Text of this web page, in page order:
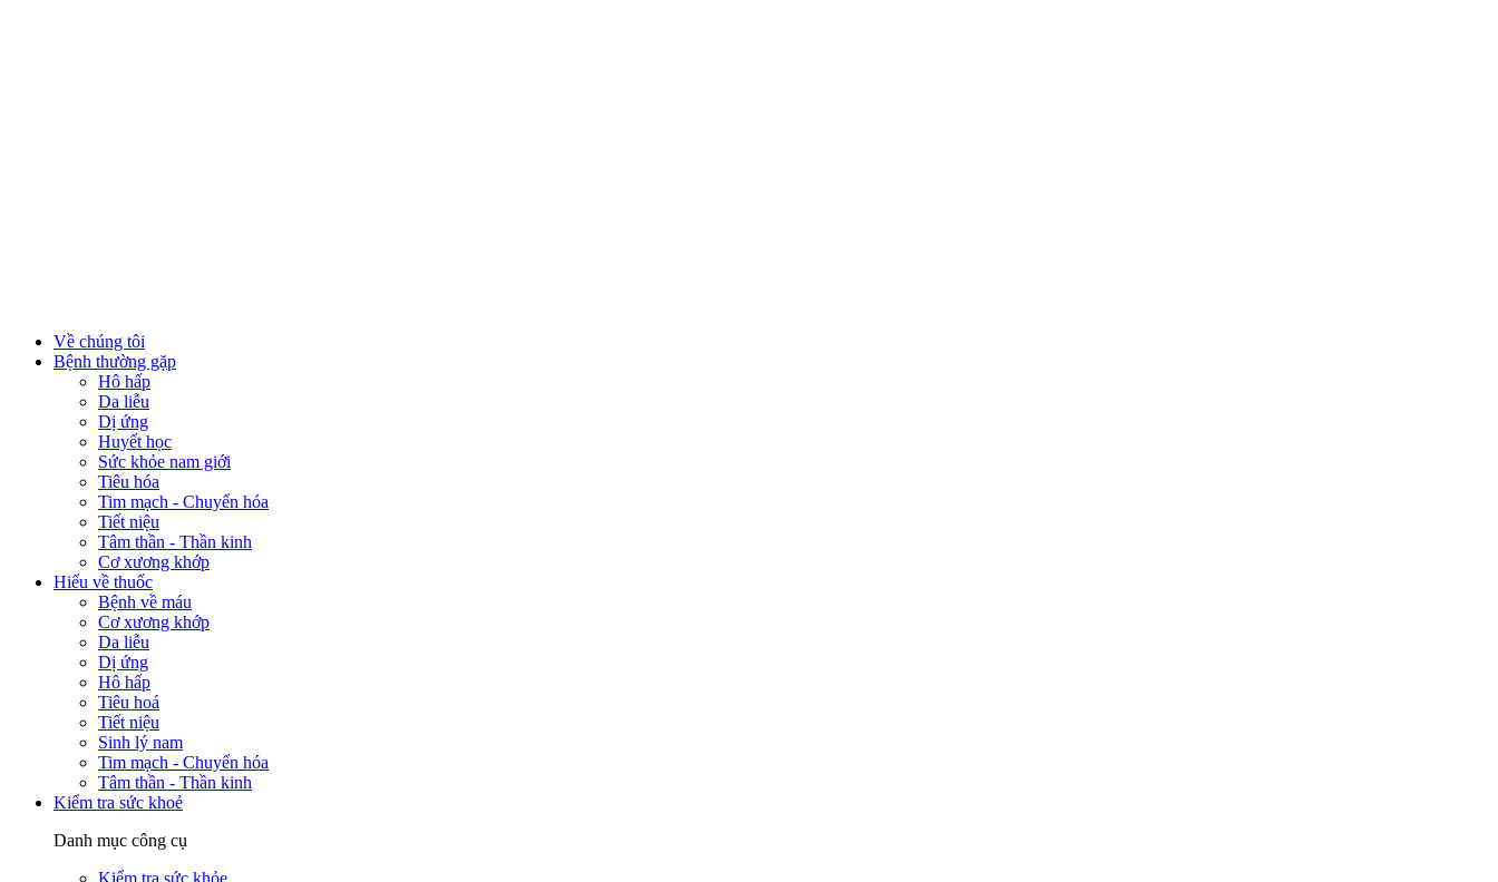
Về chúng tôi
Bệnh thường gặp
Hô hấp
Da liễu
Dị ứng
Huyết học
Sức khỏe nam giới
Tiêu hóa
Tim mạch - Chuyển hóa
Tiết niệu
Tâm thần - Thần kinh
Cơ xương khớp
Hiểu về thuốc
Bệnh về máu
Cơ xương khớp
Da liễu
Dị ứng
Hô hấp
Tiêu hoá
Tiết niệu
Sinh lý nam
Tim mạch - Chuyển hóa
Tâm thần - Thần kinh
Kiểm tra sức khoẻ
Danh mục công cụ
Kiểm tra sức khỏe